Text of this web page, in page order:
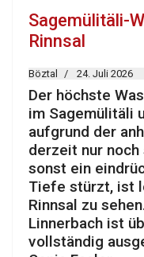
Sagemülitäli-
Rinnsal
Böztal 24. Juli 2026
Der höchste
im Sagemülitäli
aufgrund der
derzeit nur noch
sonst ein
Tiefe stürzt, ist
Rinnsal zu
Linnerbach ist
vollständig